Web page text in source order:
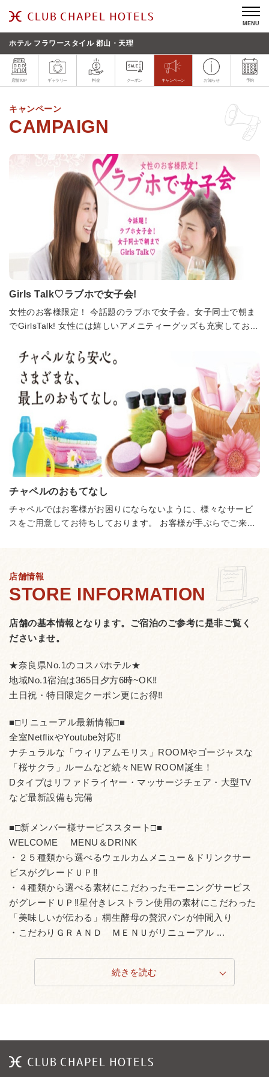
MENU
ホテル フラワースタイル 郡山・天理
店舗TOP ギャラリー 料金 クーポン キャンペーン お知らせ 予約
キャンペーン
Girls Talk♡ラブホで女子会!
女性のお客様限定！ 今話題のラブホで女子会。女子同士で朝ま
でGirlsTalk! 女性には嬉しいアメニティーグッズも充実しており
チャペルのおもてなし
チャペルではお客様がお困りにならないように、様々なサービ
スをご用意してお待ちしております。 お客様が手ぶらでご来店
店舗情報
店舗の基本情報となります。 ご宿泊のご参考に是非ご覧く
ださいませ。
★奈良県No.1のコスパホテル★
地域No.1宿泊は365日夕方6時~OK‼
土日祝・特日限定クーポン更にお得‼
■□リニューアル最新情報□■
全室NetflixやYoutube対応‼
ナチュラルな「ウィリアムモリス」ROOMやゴージャスな
「桜サクラ」ルームなど続々NEW ROOM誕生！
Dタイプはリファドライヤー・マッサージチェア・大型TV
など最新設備も完備
■□新メンバー様サービススタート□■
WELCOME MENU＆DRINK
・２５種類から選べるウェルカムメニュー＆ドリンクサー
ビスがグレードＵＰ‼
・４種類から選べる素材にこだわったモーニングサービス
がグレードＵＰ‼星付きレストラン使用の素材にこだわった
「美味しいが伝わる」桐生酵母の贅沢パンが仲間入り
・こだわりＧＲＡＮＤ ＭＥＮＵがリニューアル ...
続きを読む